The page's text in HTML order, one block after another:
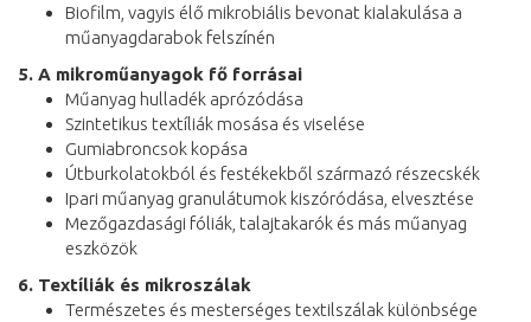
Biofilm, vagyis élő mikrobiális bevonat kialakulása a
műanyagdarabok felszínén
5. A mikroműanyagok fő forrásai
Műanyag hulladék aprózódása
Szintetikus textíliák mosása és viselése
Gumiabroncsok kopása
Útburkolatokból és festékekből származó részecskék
Ipari műanyag granulátumok kiszóródása, elvesztése
Mezőgazdasági fóliák, talajtakarók és más műanyag
eszközök
6. Textíliák és mikroszálak
Természetes és mesterséges textilszálak különbsége